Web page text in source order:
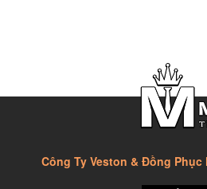
Công Ty Veston & Đồng Phục